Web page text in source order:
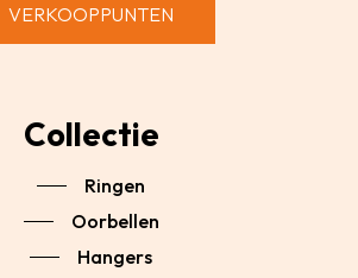
VERKOOPPUNTEN
Collectie
Ringen
Oorbellen
Hangers